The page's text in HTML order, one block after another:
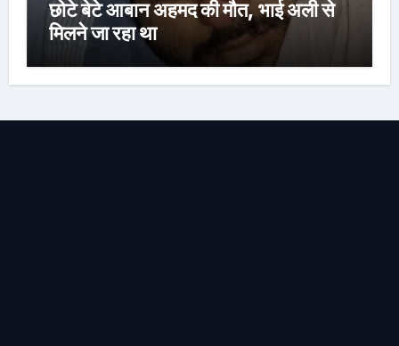
छोटे बेटे आबान अहमद की मौत, भाई अली से
मिलने जा रहा था